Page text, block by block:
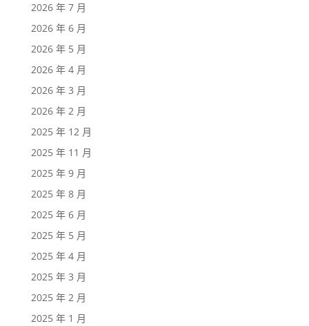
2026 年 7 月
2026 年 6 月
2026 年 5 月
2026 年 4 月
2026 年 3 月
2026 年 2 月
2025 年 12 月
2025 年 11 月
2025 年 9 月
2025 年 8 月
2025 年 6 月
2025 年 5 月
2025 年 4 月
2025 年 3 月
2025 年 2 月
2025 年 1 月